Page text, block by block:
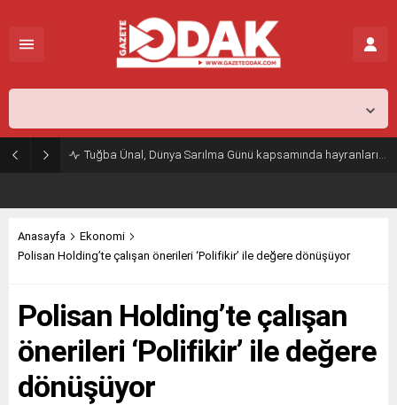
Tuğba Ünal, Dünya Sarılma Günü kapsamında hayranlarıyla buluştu
Anasayfa
Ekonomi
Polisan Holding’te çalışan önerileri ‘Polifikir’ ile değere dönüşüyor
Polisan Holding’te çalışan
önerileri ‘Polifikir’ ile değere
dönüşüyor